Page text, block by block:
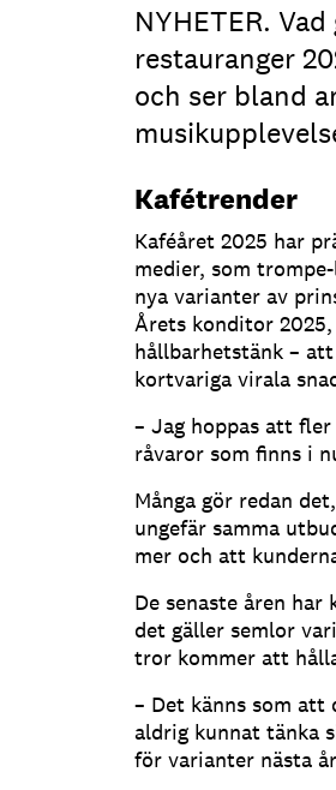
NYHETER.
restauranger
och ser bland
Kafétrender
Kaféåret 2025 har
medier, som
nya varianter av
Årets konditor
hållbarhetstänk –
kortvariga virala
– Jag hoppas att
råvaror som finns i
Många gör redan
ungefär samma
mer och att
De senaste åren
det gäller semlor
tror kommer att
– Det känns som
aldrig kunnat tänka
för varianter nästa